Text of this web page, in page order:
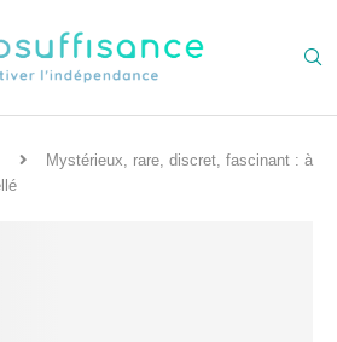
Mystérieux, rare, discret, fascinant : à